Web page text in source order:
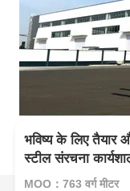
भविष्य के लिए तैयार
स्टील संरचना
MOQ：763 वर्ग मीटर